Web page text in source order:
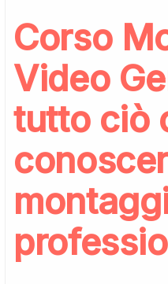
Corso
Video
tutto ciò